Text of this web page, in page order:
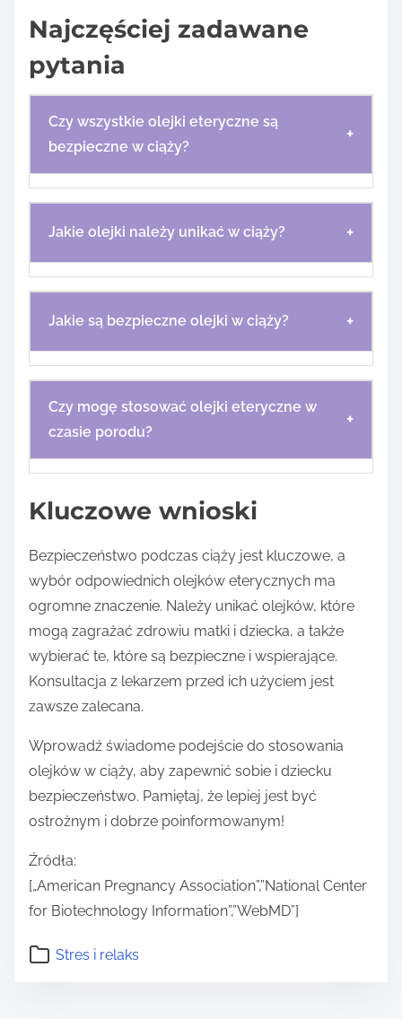
Najczęściej zadawane
pytania
Czy wszystkie olejki eteryczne są
bezpieczne w ciąży?
+
Jakie olejki należy unikać w ciąży? +
Jakie są bezpieczne olejki w ciąży? +
Czy mogę stosować olejki eteryczne w
czasie porodu?
+
Kluczowe wnioski
Bezpieczeństwo podczas ciąży jest kluczowe, a
wybór odpowiednich olejków eterycznych ma
ogromne znaczenie. Należy unikać olejków, które
mogą zagrażać zdrowiu matki i dziecka, a także
wybierać te, które są bezpieczne i wspierające.
Konsultacja z lekarzem przed ich użyciem jest
zawsze zalecana.
Wprowadź świadome podejście do stosowania
olejków w ciąży, aby zapewnić sobie i dziecku
bezpieczeństwo. Pamiętaj, że lepiej jest być
ostrożnym i dobrze poinformowanym!
Źródła:
[„American Pregnancy Association”,”National Center
for Biotechnology Information”,”WebMD”]
Stres i relaks